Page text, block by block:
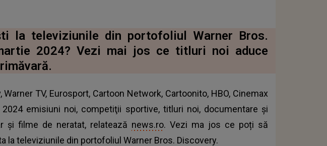
la televiziunile din portofoliul Warner Bros.
2024? Vezi mai jos ce titluri noi aduce
Warner TV, Eurosport, Cartoon Network, Cartoonito, HBO, Cinemax
emisiuni noi, competiţii sportive, titluri noi, documentare şi
şi filme de neratat, relatează news.ro. Vezi ma jos ce poți să
la televiziunile din portofoliul Warner Bros. Discovery.